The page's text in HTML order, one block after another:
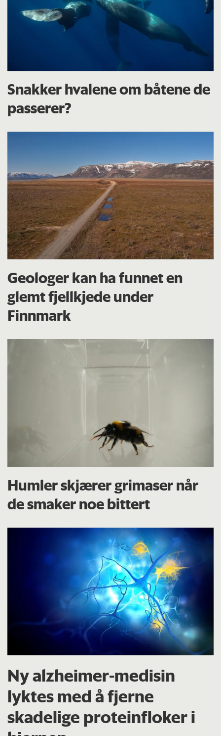
Snakker hvalene om båtene de
passerer?
Geologer kan ha funnet en
glemt fjellkjede under
Finnmark
Humler skjærer grimaser når
de smaker noe bittert
Ny alzheimer-medisin
lyktes med å fjerne
skadelige proteinfloker i